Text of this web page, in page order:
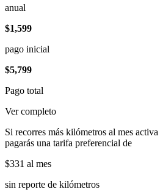
anual
$1,599
pago inicial
$5,799
Pago total
Ver completo
Si recorres más kilómetros al mes
pagarás una tarifa preferencial de
$331 al mes
sin reporte de kilómetros